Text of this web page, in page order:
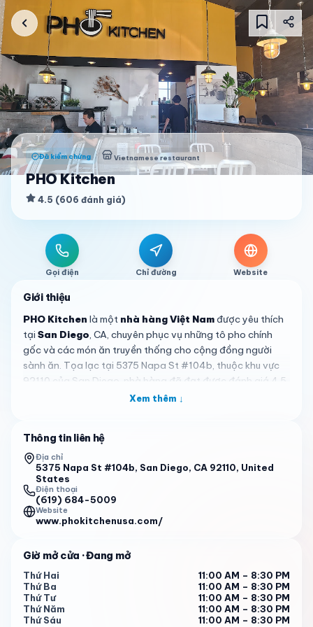
Đã kiểm chứng Vietnamese restaurant
PHO Kitchen
4.5 (606 đánh giá)
Gọi điện Chỉ đường Website
Giới thiệu
PHO Kitchen là một nhà hàng Việt Namđược yêu thích
tại San Diego, CA, chuyên phục vụ những tô pho chính
gốc và các món ăn truyền thống cho cộng đồng người
sành ăn. Tọa lạc tại 5375 Napa St #104b, thuộc khu vực
92110 của San Diego, nhà hàng đã đạt được đánh giá 4.5
sao từ hơn 600 lượt nhận xét — minh chứng cho chất
mang đến hương vị Việt Nam đích thực khiến thực khách
muốn quay lại lần nữa.
Điều làm nên sự khác biệt của PHO Kitchen chính là nước
dùng — đậm đà, thơm phức và vô cùng vừa miệng. Thực
đơn phong phú với nhiều loại pho, từ Pho Combination cổ
điển đầy đủ thịt đến pho gà cũng có lượng fan riêng
nhiều bánh pho và thịt, đi kèm mức giá phải chăng mà ai
cũng hài lòng. Chả giò cũng là món được yêu thích, thường
được gọi kèm pho để có bữa ăn trọn vẹn. Khách quen đặc
biệt recommend món số 18, nổi tiếng với lượng protein dồi
dào — lựa chọn lý tưởng cho những ai muốn bữa ăn no và
Xem thêm ↓
Thông tin liên hệ
Địa chỉ
5375 Napa St #104b, San Diego, CA 92110, United
States
Điện thoại
(619) 684-5009
Website
www.phokitchenusa.com/
Giờ mở cửa · Đang mở
Thứ Hai
11:00 AM – 8:30 PM
Thứ Ba
11:00 AM – 8:30 PM
Thứ Tư
11:00 AM – 8:30 PM
Thứ Năm
11:00 AM – 8:30 PM
Thứ Sáu
11:00 AM – 8:30 PM